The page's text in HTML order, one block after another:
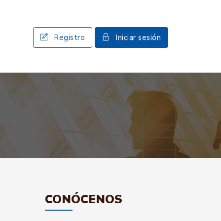
Registro Iniciar sesión
CONÓCENOS